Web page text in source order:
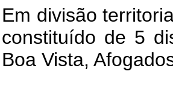
Em divisão
constituído de 5
Boa Vista,